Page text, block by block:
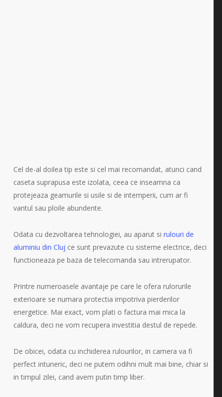
Cel de-al doilea tip este si cel mai recomandat, atunci cand
caseta suprapusa este izolata, ceea ce inseamna ca
protejeaza geamurile si usile si de intemperii, cum ar fi
vantul sau ploile abundente.
Odata cu dezvoltarea tehnologiei, au aparut si rulouri de
aluminiu din Cluj ce sunt prevazute cu sisteme electrice, deci
functioneaza pe baza de telecomanda sau intrerupator.
Printre numeroasele avantaje pe care le ofera rulorurile
exterioare se numara protectia impotriva pierderilor
energetice. Mai exact, vom plati o factura mai mica la
caldura, deci ne vom recupera investitia destul de repede.
De obicei, odata cu inchiderea rulourilor, in camera va fi
perfect intuneric, deci ne putem odihni mult mai bine, chiar si
in timpul zilei, cand avem putin timp liber.